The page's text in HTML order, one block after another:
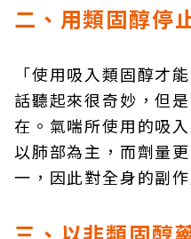
二、用類固醇停
「使用吸入類固醇才
話聽起來很奇妙，但
在。氣喘所使用的吸
以肺部為主，而劑量
一，因此對全身的副作